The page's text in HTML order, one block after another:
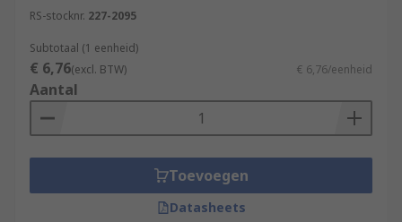
RS-stocknr. 227-2095
Subtotaal (1 eenheid)
€ 6,76(excl. BTW) € 6,76/eenheid
Aantal
Toevoegen
Datasheets